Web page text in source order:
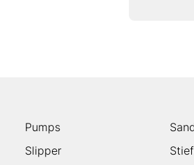
Pumps
Slipper